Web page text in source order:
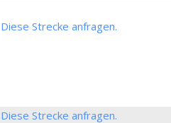
Diese Strecke anfragen.
Diese Strecke anfragen.